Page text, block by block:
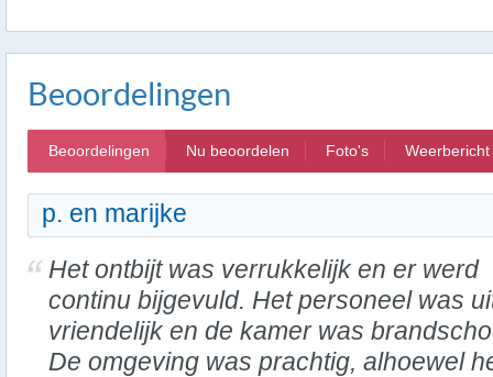
Beoordelingen
Beoordelingen Nu beoordelen Foto's Weerbericht
p. en marijke
Het ontbijt was verrukkelijk en er werd
continu bijgevuld. Het personeel was
vriendelijk en de kamer was
De omgeving was prachtig, alhoewel